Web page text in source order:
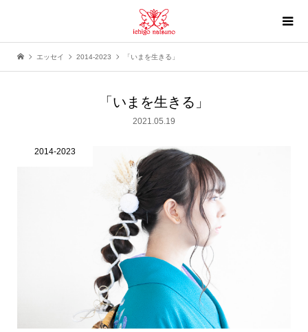
エッセイ 2014-2023 「いまを生きる」
「いまを生きる」
2021.05.19
2014-2023